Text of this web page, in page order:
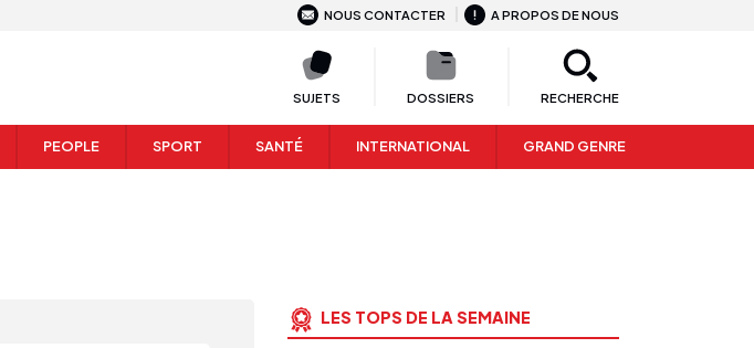
NOUS CONTACTER A PROPOS DE NOUS
SUJETS DOSSIERS RECHERCHE
PEOPLE SPORT SANTÉ INTERNATIONAL GRAND GENRE
LES TOPS DE LA SEMAINE